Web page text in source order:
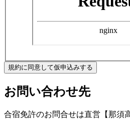
規約に同意して仮申込みする
お問い合わせ先
合宿免許のお問合せは直営【那須